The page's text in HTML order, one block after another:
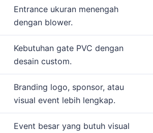
Entrance ukuran menengah
dengan blower.
Kebutuhan gate PVC dengan
desain custom.
Branding logo, sponsor, atau
visual event lebih lengkap.
Event besar yang butuh visual